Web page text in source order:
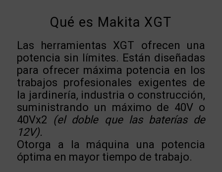
Qué es Makita XGT
Las herramientas XGT ofrecen una
potencia sin límites. Están diseñadas
para ofrecer máxima potencia en los
trabajos profesionales exigentes de
la jardinería, industria o construcción,
suministrando un máximo de 40V o
40Vx2 (el doble que las baterías de
12V).
Otorga a la máquina una potencia
óptima en mayor tiempo de trabajo.